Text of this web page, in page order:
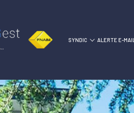
SYNDIC ALERTE E-MAIL